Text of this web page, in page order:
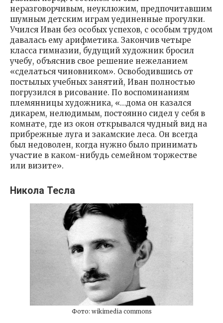
неразговорчивым, неуклюжим, предпочитавшим
шумным детским играм уединенные прогулки.
Учился Иван без особых успехов, с особым трудом
давалась ему арифметика. Закончив четыре
класса гимназии, будущий художник бросил
учебу, объяснив свое решение нежеланием
«сделаться чиновником». Освободившись от
постылых учебных занятий, Иван полностью
погрузился в рисование. По воспоминаниям
племянницы художника, «…дома он казался
дикарем, нелюдимым, постоянно сидел у себя в
комнате, где из окон открывался чудный вид на
прибрежные луга и закамские леса. Он всегда
был недоволен, когда нужно было принимать
участие в каком-нибудь семейном торжестве
или визите».
Никола Тесла
Фото: wikimedia commons